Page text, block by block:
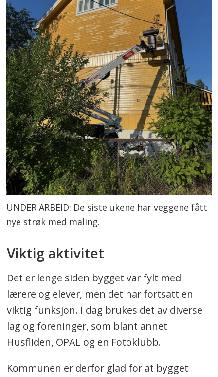
UNDER ARBEID: De siste ukene har veggene fått
nye strøk med maling.
Viktig aktivitet
Det er lenge siden bygget var fylt med
lærere og elever, men det har fortsatt en
viktig funksjon. I dag brukes det av diverse
lag og foreninger, som blant annet
Husfliden, OPAL og en Fotoklubb.
Kommunen er derfor glad for at bygget